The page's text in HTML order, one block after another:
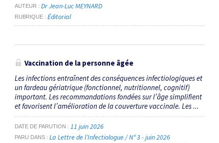
AUTEUR Dr Jean-Luc MEYNARD
RUBRIQUE Éditorial
Vaccination de la personne âgée
Les infections entraînent des conséquences infectiologiques et
un fardeau gériatrique (fonctionnel, nutritionnel, cognitif)
important. Les recommandations fondées sur l’âge simplifient
et favorisent l’amélioration de la couverture vaccinale. Les ...
DATE DE PARUTION 11 juin 2026
PARU DANS La Lettre de l’Infectiologue / N° 3 - juin 2026